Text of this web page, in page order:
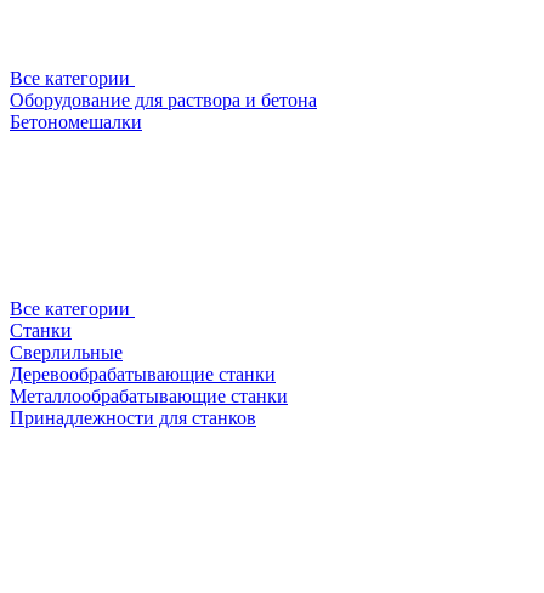
Все категории
Оборудование для раствора и бетона
Бетономешалки
Все категории
Станки
Сверлильные
Деревообрабатывающие станки
Металлообрабатывающие станки
Принадлежности для станков